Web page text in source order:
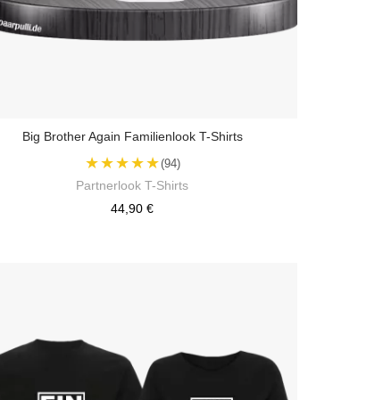
Big Brother Again Familienlook T-Shirts
★★★★★(94)
Partnerlook T-Shirts
44,90 €